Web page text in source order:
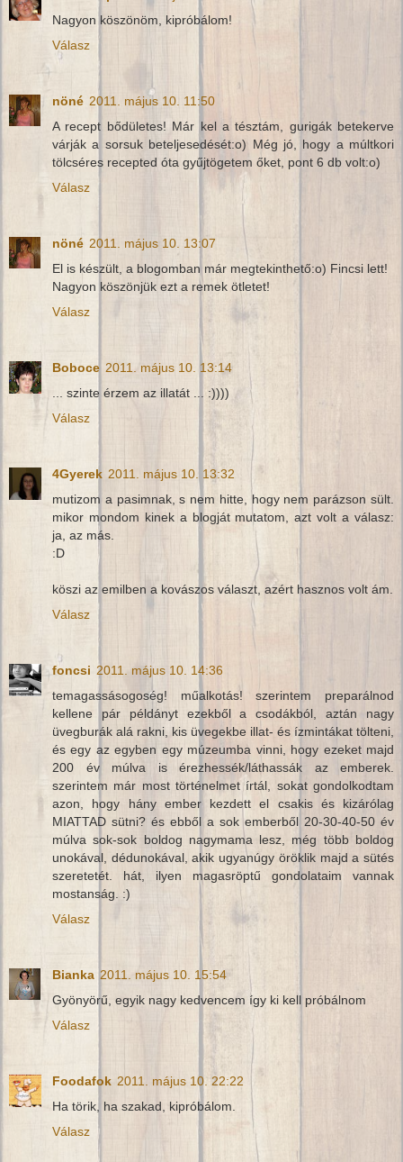
Nagyon köszönöm, kipróbálom!
Válasz
nöné 2011. május 10. 11:50
A recept bődületes! Már kel a tésztám, gurigák betekerve
várják a sorsuk beteljesedését:o) Még jó, hogy a múltkori
tölcséres recepted óta gyűjtögetem őket, pont 6 db volt:o)
Válasz
nöné 2011. május 10. 13:07
El is készült, a blogomban már megtekinthető:o) Fincsi lett!
Nagyon köszönjük ezt a remek ötletet!
Válasz
Boboce 2011. május 10. 13:14
... szinte érzem az illatát ... :))))
Válasz
4Gyerek 2011. május 10. 13:32
mutizom a pasimnak, s nem hitte, hogy nem parázson sült.
mikor mondom kinek a blogját mutatom, azt volt a válasz:
ja, az más.
:D
köszi az emilben a kovászos választ, azért hasznos volt ám.
Válasz
foncsi 2011. május 10. 14:36
temagassásogoség! műalkotás! szerintem preparálnod
kellene pár példányt ezekből a csodákból, aztán nagy
üvegburák alá rakni, kis üvegekbe illat- és ízmintákat tölteni,
és egy az egyben egy múzeumba vinni, hogy ezeket majd
200 év múlva is érezhessék/láthassák az emberek.
szerintem már most történelmet írtál, sokat gondolkodtam
azon, hogy hány ember kezdett el csakis és kizárólag
MIATTAD sütni? és ebből a sok emberből 20-30-40-50 év
múlva sok-sok boldog nagymama lesz, még több boldog
unokával, dédunokával, akik ugyanúgy öröklik majd a sütés
szeretetét. hát, ilyen magasröptű gondolataim vannak
mostanság. :)
Válasz
Bianka 2011. május 10. 15:54
Gyönyörű, egyik nagy kedvencem így ki kell próbálnom
Válasz
Foodafok 2011. május 10. 22:22
Ha törik, ha szakad, kipróbálom.
Válasz